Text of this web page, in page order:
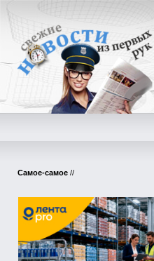
Самое-самое //